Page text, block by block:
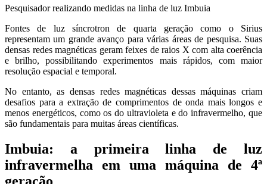
Pesquisador realizando medidas na linha de luz Imbuia
Fontes de luz síncrotron de quarta geração como o Sirius
representam um grande avanço para várias áreas de pesquisa. Suas
densas redes magnéticas geram feixes de raios X com alta coerência
e brilho, possibilitando experimentos mais rápidos, com maior
resolução espacial e temporal.
No entanto, as densas redes magnéticas dessas máquinas criam
desafios para a extração de comprimentos de onda mais longos e
menos energéticos, como os do ultravioleta e do infravermelho, que
são fundamentais para muitas áreas científicas.
Imbuia: a primeira linha de luz
infravermelha em uma máquina de 4ª